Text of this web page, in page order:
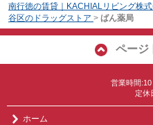
南行徳の賃貸｜KACHIALリビング株
谷区のドラッグストア > ばん薬局
ページ
営業時間
定休
ホーム